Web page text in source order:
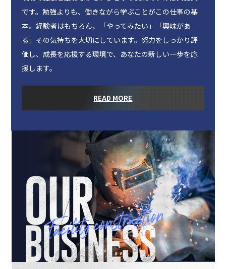
です。勉強よりも、働きながら学ぶことがこの仕事の基
本。経験者はもちろん、「やってみたい」「興味があ
る」その気持ちを大切にしています。努力をしっかり評
価し、成長を応援する環境で、あなたの新しい一歩を応
援します。
READ MORE